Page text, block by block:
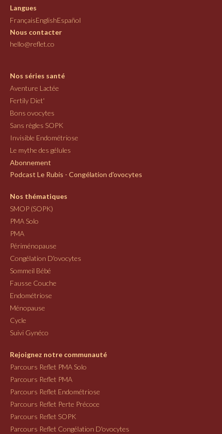
Langues
FrançaisEnglishEspañol
Nous contacter
hello@reflet.co
Nos séries santé
Aventure Lactée
Fertily Diet'
Bons ovocytes
Sans règles SOPK
Invisible Endométriose
Le mythe des gélules
Abonnement
Podcast Le Rubis - Congélation d'ovocytes
Nos thématiques
SMOP (SOPK)
PMA Solo
PMA
Périménopause
Congélation D'ovocytes
Sommeil Bébé
Fausse Couche
Endométriose
Ménopause
Cycle
Suivi Gynéco
Rejoignez notre communauté
Parcours Reflet PMA Solo
Parcours Reflet PMA
Parcours Reflet Endométriose
Parcours Reflet Perte Précoce
Parcours Reflet SOPK
Parcours Reflet Congélation D'ovocytes